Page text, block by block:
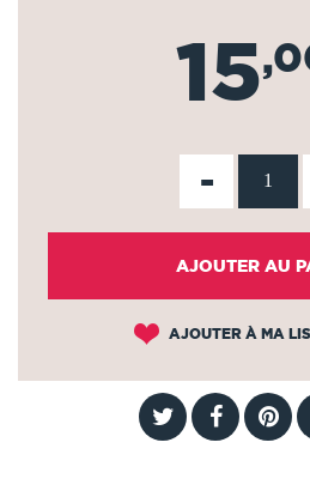
15
-
AJOUTER AU
AJOUTER À MA